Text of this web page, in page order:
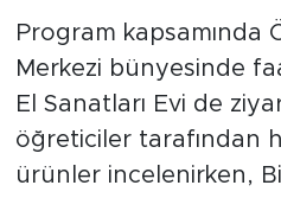
Program kapsamında
Merkezi bünyesinde
El Sanatları Evi de
öğreticiler tarafından
ürünler incelenirken,